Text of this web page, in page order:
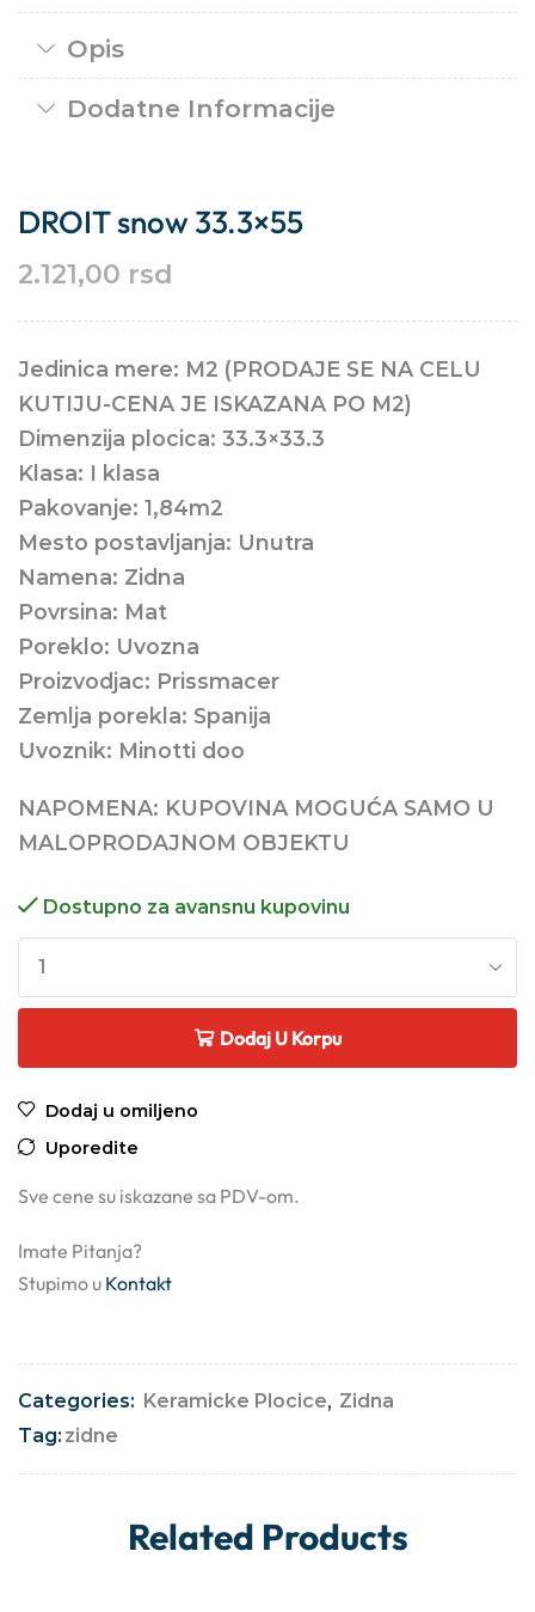
Opis
Dodatne Informacije
DROIT snow 33.3×55
2.121,00 rsd
Jedinica mere: M2 (PRODAJE SE NA CELU
KUTIJU-CENA JE ISKAZANA PO M2)
Dimenzija plocica: 33.3×33.3
Klasa: I klasa
Pakovanje: 1,84m2
Mesto postavljanja: Unutra
Namena: Zidna
Povrsina: Mat
Poreklo: Uvozna
Proizvodjac: Prissmacer
Zemlja porekla: Spanija
Uvoznik: Minotti doo
NAPOMENA: KUPOVINA MOGUĆA SAMO U
MALOPRODAJNOM OBJEKTU
Dostupno za avansnu kupovinu
Dodaj U Korpu
Dodaj u omiljeno
Uporedite
Sve cene su iskazane sa PDV-om.
Imate Pitanja?
Stupimo u Kontakt
Categories: Keramicke Plocice, Zidna
Tag: zidne
Related Products